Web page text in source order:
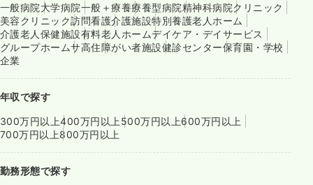
一般病院大学病院一般＋療養療養型病院精神科病院クリニック
美容クリニック訪問看護介護施設特別養護老人ホーム
介護老人保健施設有料老人ホームデイケア・デイサービス
グループホームサ高住障がい者施設健診センター保育園・学校
企業
年収で探す
300万円以上400万円以上 500万円以上600万円以上
700万円以上800万円以上
勤務形態で探す